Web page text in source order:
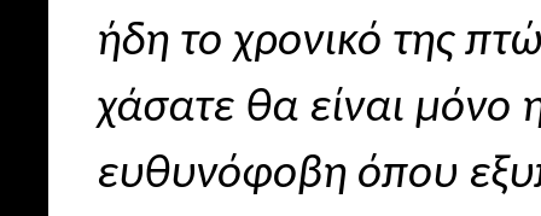
ήδη το χρονικό της
χάσατε θα είναι μόνο
ευθυνόφοβη όπου